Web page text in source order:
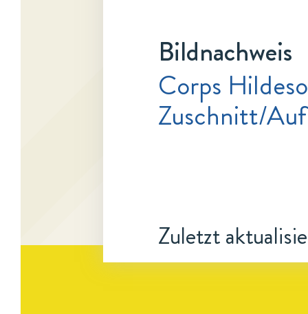
Bildnachweis
Corps
Zuschnitt/
Zuletzt